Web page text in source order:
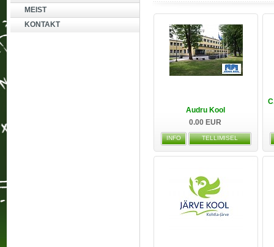
MEIST
KONTAKT
Audru Kool
0.00 EUR
INFO TELLIMISEL